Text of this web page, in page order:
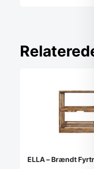
ELLA – Brændt